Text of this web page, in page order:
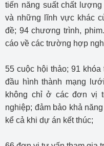
tiến năng suất chất
và những lĩnh vực khác
đề; 94 chương trình,
cáo về các trường hợp
55 cuộc hội thảo; 91
đầu hình thành mạng
không chỉ ở các đơn vị
nghiệp; đảm bảo khả
kể cả khi dự án kết thúc;